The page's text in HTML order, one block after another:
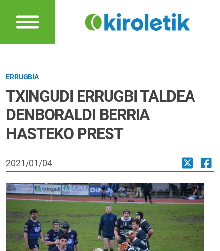
ERRUGBIA
TXINGUDI ERRUGBI TALDEA
DENBORALDI BERRIA
HASTEKO PREST
2021/01/04